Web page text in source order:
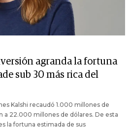
agranda la fortuna
sub 30 más rica del
Kalshi recaudó 1.000 millones de
a 22.000 millones de dólares. De esta
la fortuna estimada de sus